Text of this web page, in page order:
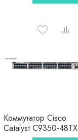
Коммутатор Cisco
Catalyst C9350-48TX